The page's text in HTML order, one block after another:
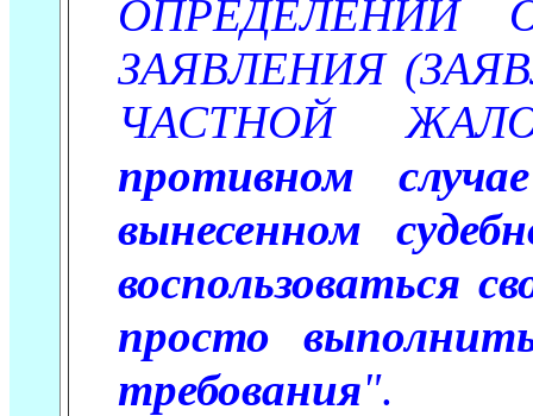
ОПРЕДЕЛЕНИЙ
ЗАЯВЛЕНИЯ
ЧАСТНОЙ
противном
вынесенном
воспользоваться
просто
требования".